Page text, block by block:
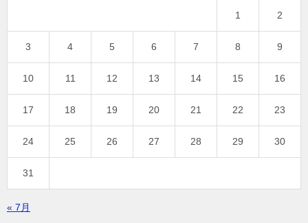
1 2
3 4 5 6 7 8 9
10 11 12 13 14 15 16
17 18 19 20 21 22 23
24 25 26 27 28 29 30
31
« 7月